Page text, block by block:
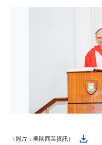
（照片：美國商業資訊）